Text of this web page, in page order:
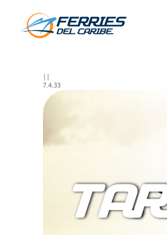
||
7.4.33